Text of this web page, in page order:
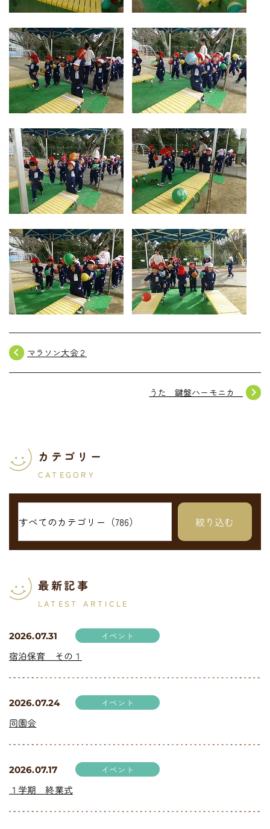
navigate_before マラソン大会２
navigate_next
うた 鍵盤ハーモニカ
カテゴリー
CATEGORY
最新記事
LATEST ARTICLE
2026.07.31 イベント
宿泊保育 その１
2026.07.24 イベント
同園会
2026.07.17 イベント
１学期 終業式